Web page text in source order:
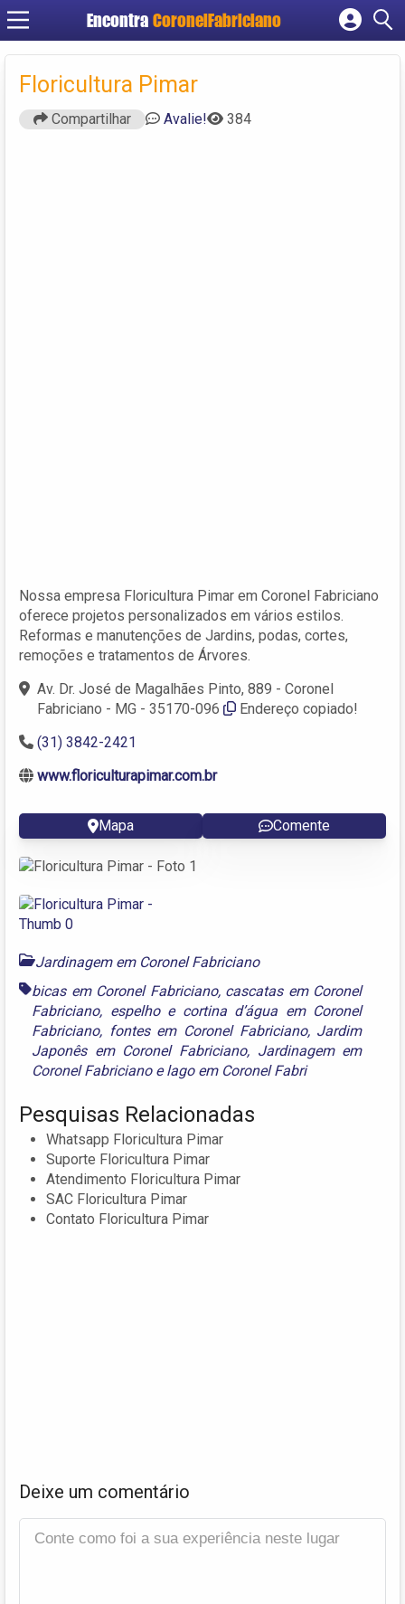
Encontra CoronelFabriciano
Cadastrar empresa
Criar conta
Floricultura Pimar
Compartilhar Avalie! 384
Nossa empresa Floricultura Pimar em Coronel Fabriciano
oferece projetos personalizados em vários estilos.
Reformas e manutenções de Jardins, podas, cortes,
remoções e tratamentos de Árvores.
Av. Dr. José de Magalhães Pinto, 889 - Coronel
Fabriciano - MG - 35170-096
Endereço copiado!
(31) 3842-2421
www.floriculturapimar.com.br
Mapa Comente
Jardinagem em Coronel Fabriciano
bicas em Coronel Fabriciano, cascatas em Coronel
Fabriciano, espelho e cortina d’água em Coronel
Fabriciano, fontes em Coronel Fabriciano, Jardim
Japonês em Coronel Fabriciano, Jardinagem em
Coronel Fabricianoelago em Coronel Fabri
Pesquisas Relacionadas
Whatsapp Floricultura Pimar
Suporte Floricultura Pimar
Atendimento Floricultura Pimar
SAC Floricultura Pimar
Contato Floricultura Pimar
Deixe um comentário